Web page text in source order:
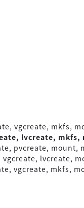
vgcreate, mkfs,
lvcreate, mkfs,
pvcreate, mount,
vgcreate, lvcreate,
vgcreate, mkfs,